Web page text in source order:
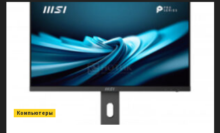
Компьютеры